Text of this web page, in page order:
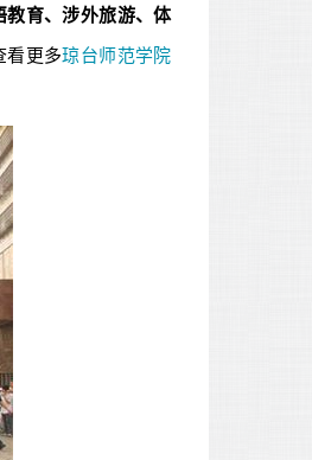
育、涉外旅游、体
看更多琼台师范学院